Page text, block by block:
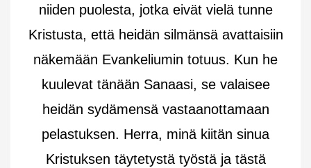
niiden puolesta, jotka eivät vielä tunne
Kristusta, että heidän silmänsä avattaisiin
näkemään Evankeliumin totuus. Kun he
kuulevat tänään Sanaasi, se valaisee
heidän sydämensä vastaanottamaan
pelastuksen. Herra, minä kiitän sinua
Kristuksen täytetystä työstä ja tästä